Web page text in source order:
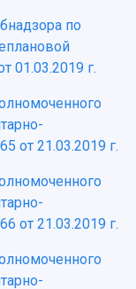
по
01.03.2019 г.
от 21.03.2019 г.
от 21.03.2019 г.